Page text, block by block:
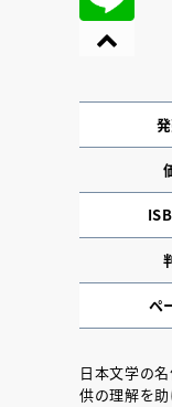
ペ
日本文学の
供の理解を